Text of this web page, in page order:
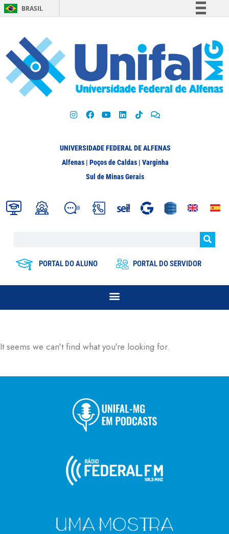
BRASIL
Participe
Acesso à informação
Legislação
UNIVERSIDADE FEDERAL DE ALFENAS
Alfenas | Poços de Caldas | Varginha
Sul de Minas Gerais
PORTAL DO ALUNO PORTAL DO SERVIDOR
It seems we can't find what you're looking for.